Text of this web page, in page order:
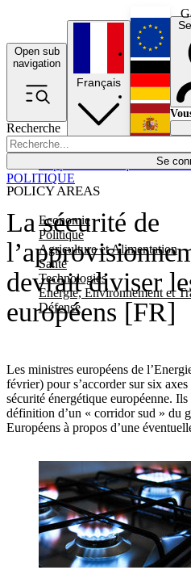
Open sub
navigation
Recherche
Se
POLICY AREAS
Economie
Politique
Agriculture et Alimentation
Santé
Technologies
Energie, Environnement et
Défense
Français
La sécurité de
devrait diviser
européens [FR]
Les ministres européens de
février) pour s’accorder sur six
sécurité énergétique européenne.
définition d’un « corridor sud » du
Européens à propos d’une
POLITIQUE